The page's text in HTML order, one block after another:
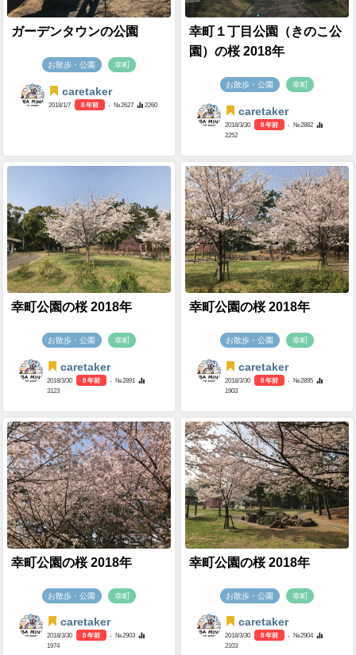
ガーデンタウンの公園
お散歩・公園 幸町
caretaker
2018/1/7 8 年前 - №2627 2260
幸町１丁目公園（きのこ公
園）の桜 2018年
お散歩・公園 幸町
caretaker
2018/3/30 8 年前
- №2882
2252
幸町公園の桜 2018年
お散歩・公園 幸町
caretaker
2018/3/30 8 年前
- №2891
3123
幸町公園の桜 2018年
お散歩・公園 幸町
caretaker
2018/3/30 8 年前
- №2895
1903
幸町公園の桜 2018年
お散歩・公園 幸町
caretaker
2018/3/30 8 年前
- №2903
1974
幸町公園の桜 2018年
お散歩・公園 幸町
caretaker
2018/3/30 8 年前
- №2904
2103